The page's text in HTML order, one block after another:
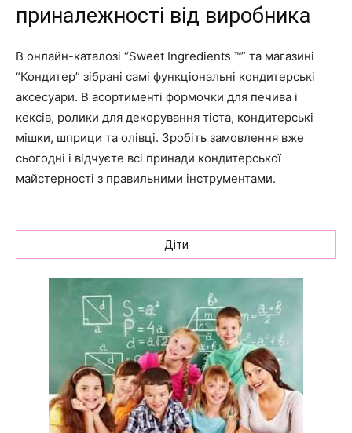
приналежності від виробника
В онлайн-каталозі “Sweet Ingredients ™” та магазині
“Кондитер” зібрані самі функціональні кондитерські
аксесуари. В асортименті формочки для печива і
кексів, ролики для декорування тіста, кондитерські
мішки, шприци та олівці. Зробіть замовлення вже
сьогодні і відчуєте всі принади кондитерської
майстерності з правильними інструментами.
Діти